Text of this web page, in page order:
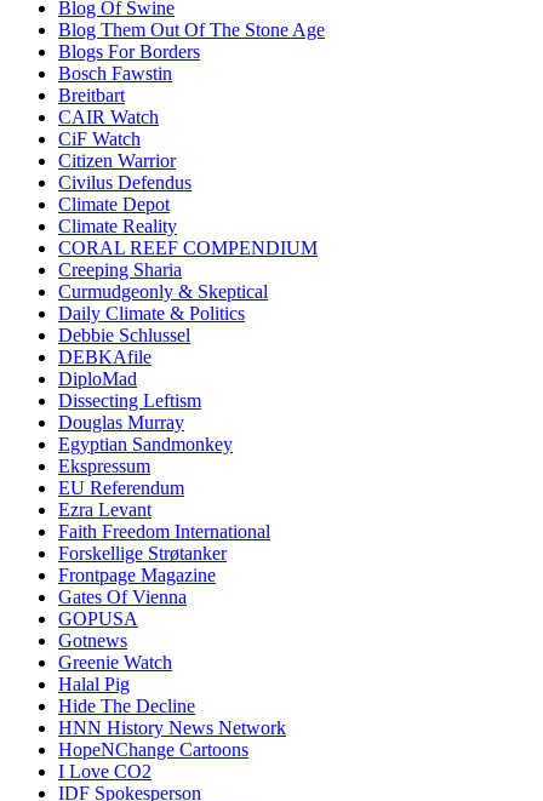
Blog Of Swine
Blog Them Out Of The Stone Age
Blogs For Borders
Bosch Fawstin
Breitbart
CAIR Watch
CiF Watch
Citizen Warrior
Civilus Defendus
Climate Depot
Climate Reality
CORAL REEF COMPENDIUM
Creeping Sharia
Curmudgeonly & Skeptical
Daily Climate & Politics
Debbie Schlussel
DEBKAfile
DiploMad
Dissecting Leftism
Douglas Murray
Egyptian Sandmonkey
Ekspressum
EU Referendum
Ezra Levant
Faith Freedom International
Forskellige Strøtanker
Frontpage Magazine
Gates Of Vienna
GOPUSA
Gotnews
Greenie Watch
Halal Pig
Hide The Decline
HNN History News Network
HopeNChange Cartoons
I Love CO2
IDF Spokesperson